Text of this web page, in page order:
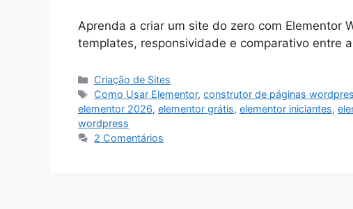
Aprenda a criar um site do zero com Elementor
templates, responsividade e comparativo entre
Categorias
Criação de Sites
Tags
Como Usar Elementor,construtor de páginas
elementor 2026, elementor grátis, elementor iniciantes,
wordpress
2 Comentários